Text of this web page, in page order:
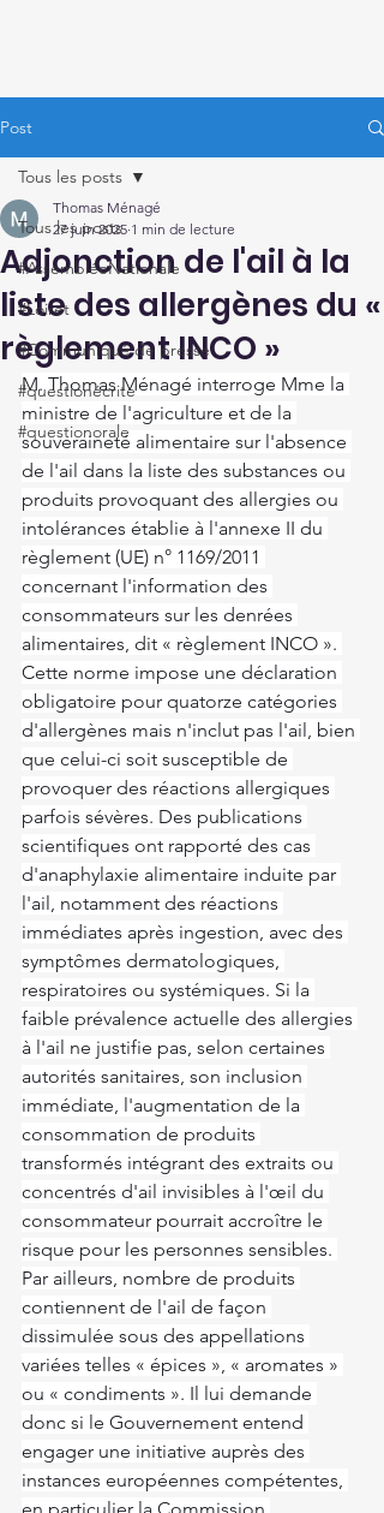
Post
Tous les posts
#AssembléeNationale
#Loiret
#Communiqué de presse
#questionécrite
#questionorale
Tous les posts
Adjonction de l'ail à la
liste des allergènes du «
règlement INCO »
Thomas Ménagé
27 juin 2025 1 min de lecture
M. Thomas Ménagé interroge Mme la
ministre de l'agriculture et de la
souveraineté alimentaire sur l'absence
de l'ail dans la liste des substances ou
produits provoquant des allergies ou
intolérances établie à l'annexe II du
règlement (UE) n° 1169/2011
concernant l'information des
consommateurs sur les denrées
alimentaires, dit « règlement INCO ».
Cette norme impose une déclaration
obligatoire pour quatorze catégories
d'allergènes mais n'inclut pas l'ail, bien
que celui-ci soit susceptible de
provoquer des réactions allergiques
parfois sévères. Des publications
scientifiques ont rapporté des cas
d'anaphylaxie alimentaire induite par
l'ail, notamment des réactions
immédiates après ingestion, avec des
symptômes dermatologiques,
respiratoires ou systémiques. Si la
faible prévalence actuelle des allergies
à l'ail ne justifie pas, selon certaines
autorités sanitaires, son inclusion
immédiate, l'augmentation de la
consommation de produits
transformés intégrant des extraits ou
concentrés d'ail invisibles à l'œil du
consommateur pourrait accroître le
risque pour les personnes sensibles.
Par ailleurs, nombre de produits
contiennent de l'ail de façon
dissimulée sous des appellations
variées telles « épices », « aromates »
ou « condiments ». Il lui demande
donc si le Gouvernement entend
engager une initiative auprès des
instances européennes compétentes,